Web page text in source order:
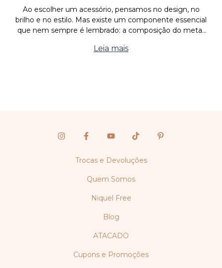
Ao escolher um acessório, pensamos no design, no
brilho e no estilo. Mas existe um componente essencial
que nem sempre é lembrado: a composição do metal.
acessórios, o níquel é um dos que mais merece at
Leia mais
Trocas e Devoluções
Quem Somos
Niquel Free
Blog
ATACADO
Cupons e Promoções